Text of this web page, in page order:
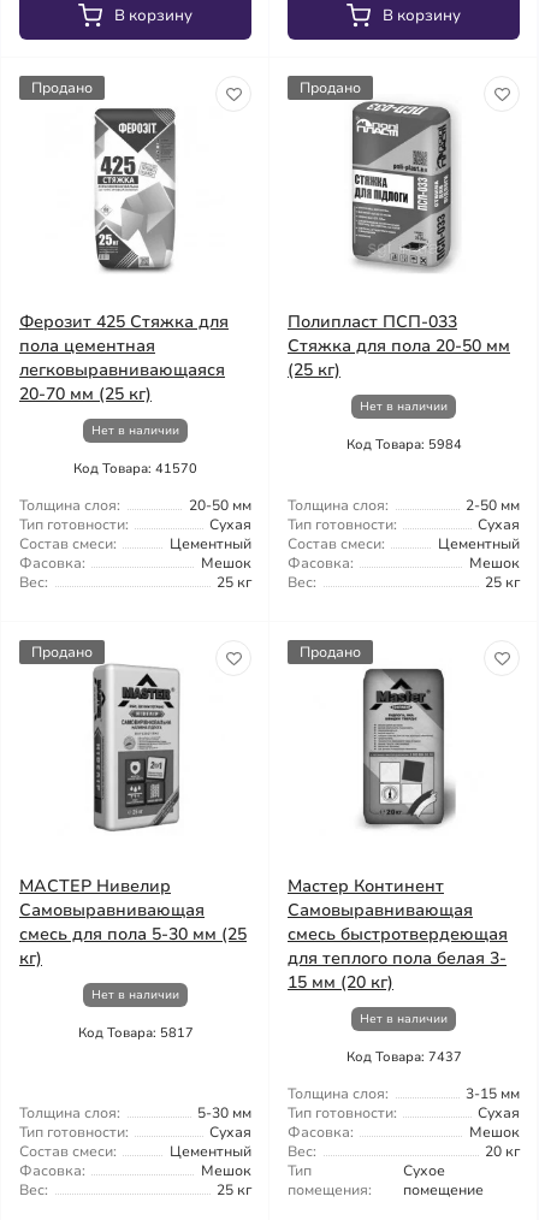
В корзину В корзину
Продано
Ферозит 425 Стяжка для
пола цементная
легковыравнивающаяся
20-70 мм (25 кг)
Нет в наличии
Код Товара: 41570
Толщина слоя:
20-50 мм
Тип готовности:
Сухая
Состав смеси:
Цементный
Фасовка:
Мешок
Вес:
25 кг
Продано
Полипласт ПСП-033
Стяжка для пола 20-50 мм
(25 кг)
Нет в наличии
Код Товара: 5984
Толщина слоя:
2-50 мм
Тип готовности:
Сухая
Состав смеси:
Цементный
Фасовка:
Мешок
Вес:
25 кг
Продано
МАСТЕР Нивелир
Самовыравнивающая
смесь для пола 5-30 мм (25
кг)
Нет в наличии
Код Товара: 5817
Толщина слоя:
5-30 мм
Тип готовности:
Сухая
Состав смеси:
Цементный
Фасовка:
Мешок
Вес:
25 кг
Продано
Мастер Континент
Самовыравнивающая
смесь быстротвердеющая
для теплого пола белая 3-
15 мм (20 кг)
Нет в наличии
Код Товара: 7437
Толщина слоя:
3-15 мм
Тип готовности:
Сухая
Фасовка:
Мешок
Вес:
20 кг
Тип
помещения:
Сухое
помещение